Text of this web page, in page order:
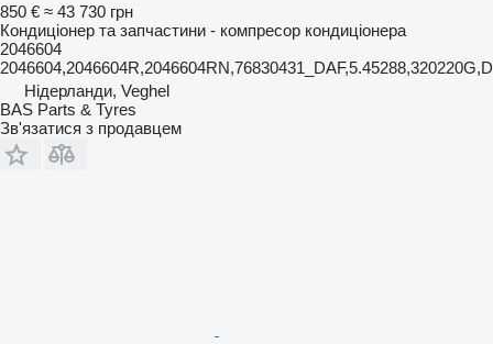
850 € ≈ 43 730 грн
Кондиціонер та запчастини - компресор кондиціонера
2046604
Нідерланди, Veghel
BAS Parts & Tyres
Зв'язатися з продавцем